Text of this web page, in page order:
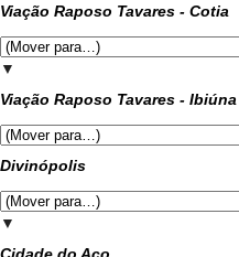
Viação Raposo Tavares - Cotia
▼
Viação Raposo Tavares - Ibiúna
Divinópolis
▼